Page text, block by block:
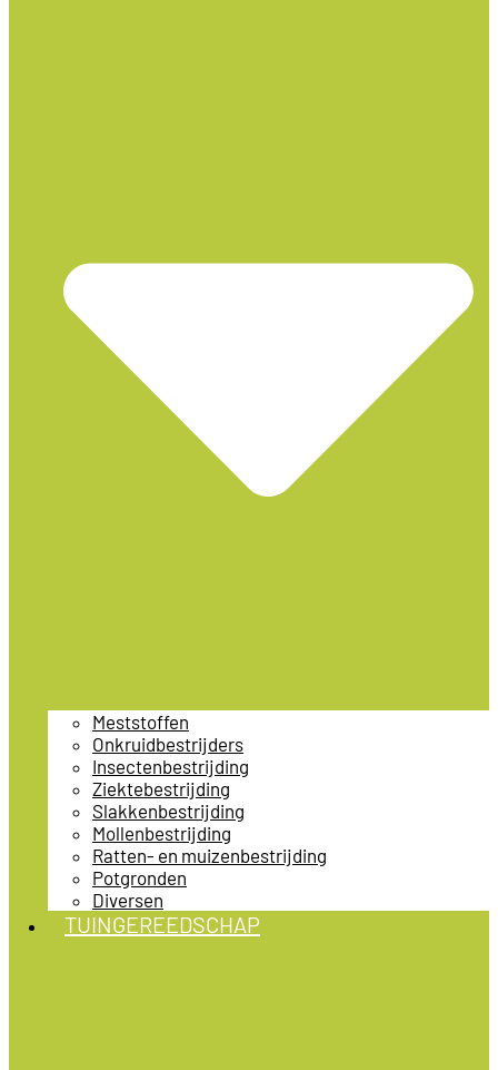
Meststoffen
Onkruidbestrijders
Insectenbestrijding
Ziektebestrijding
Slakkenbestrijding
Mollenbestrijding
Ratten- en muizenbestrijding
Potgronden
Diversen
TUINGEREEDSCHAP